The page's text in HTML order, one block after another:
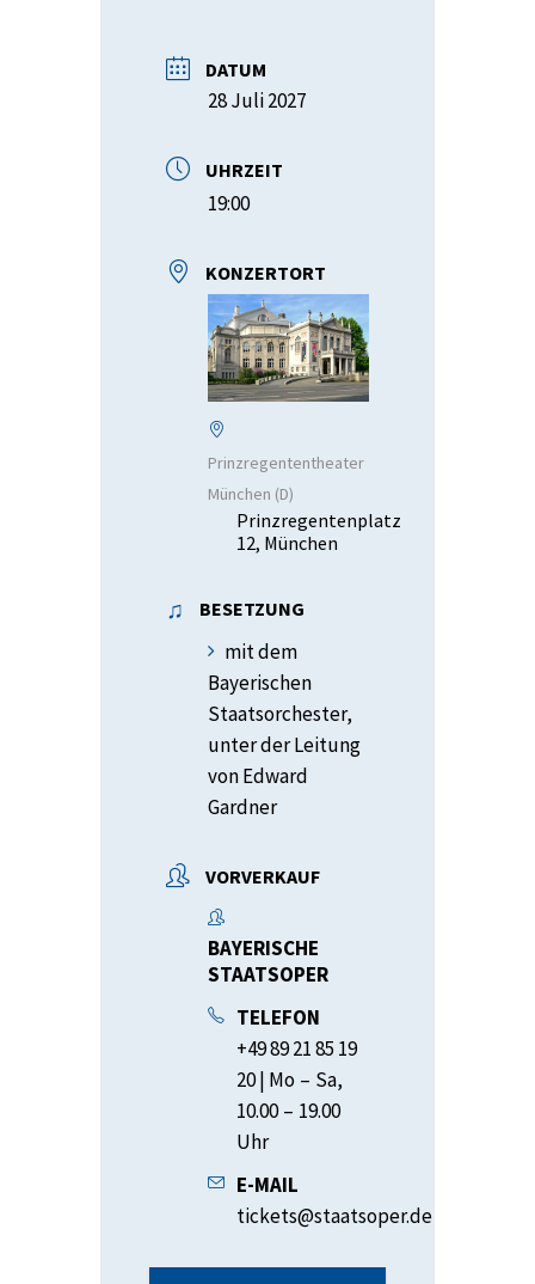
DATUM
28 Juli 2027
UHRZEIT
19:00
KONZERTORT
Prinzregententheater
München (D)
Prinzregentenplatz
12, München
BESETZUNG
mit dem
Bayerischen
Staatsorchester,
unter der Leitung
von Edward
Gardner
VORVERKAUF
BAYERISCHE
STAATSOPER
TELEFON
+49 89 21 85 19
20 | Mo – Sa,
10.00 – 19.00
Uhr
E-MAIL
tickets@staatsoper.de